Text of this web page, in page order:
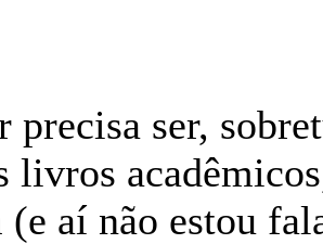
precisa ser,
livros
(e aí não estou